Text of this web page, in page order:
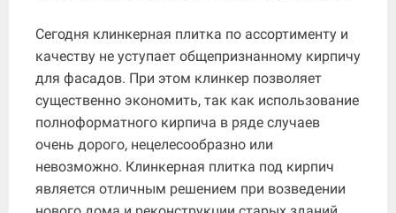
Сегодня клинкерная плитка по ассортименту и
качеству не уступает общепризнанному кирпичу
для фасадов. При этом клинкер позволяет
существенно экономить, так как использование
полноформатного кирпича в ряде случаев
очень дорого, нецелесообразно или
невозможно. Клинкерная плитка под кирпич
является отличным решением при возведении